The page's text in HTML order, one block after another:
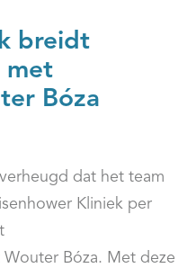
breidt
met
Bóza
dat het team
Kliniek per
Bóza. Met deze